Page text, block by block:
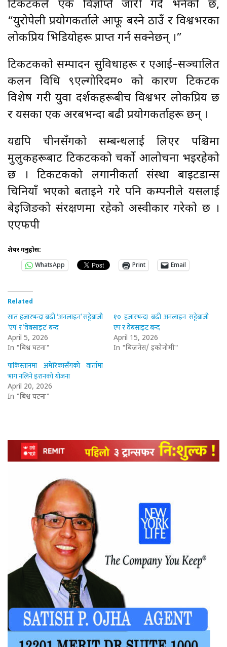
टिकटकले एक विज्ञप्ति जारी गर्दै भनेको छ,
“युरोपेली प्रयोगकर्ताले आफू बस्ने ठाउँ र विश्वभरका
लोकप्रिय भिडियोहरू प्राप्त गर्न सक्नेछन् ।”
टिकटकको सम्पादन सुविधाहरू र एआई–सञ्चालित
कलन विधि ९एल्गोरिदम० को कारण टिकटक
विशेष गरी युवा दर्शकहरूबीच विश्वभर लोकप्रिय छ
र यसका एक अरबभन्दा बढी प्रयोगकर्ताहरू छन् ।
यद्यपि चीनसँगको सम्बन्धलाई लिएर पश्चिमा
मुलुकहरूबाट टिकटकको चर्को आलोचना भइरहेको
छ । टिकटकको लगानीकर्ता संस्था बाइटडान्स
चिनियाँ भएको बताइने गरे पनि कम्पनीले यसलाई
बेइजिङको संरक्षणमा रहेको अस्वीकार गरेको छ ।
एएफपी
शेयर गर्नुहोस:
WhatsApp
Print Email
Related
सात हजारभन्दा बढी ‘अनलाइन’ सट्टेबाजी
‘एप’ र ‘वेबसाइट’ बन्द
April 5, 2026
In "बिश्व घटना"
१० हजारभन्दा बढी अनलाइन सट्टेबाजी
एप र वेबसाइट बन्द
April 15, 2026
In "बिजनेस/ इकोनोमी"
पाकिस्तानमा अमेरिकासँगको वार्तामा
भाग नलिने इरानको योजना
April 20, 2026
In "बिश्व घटना"